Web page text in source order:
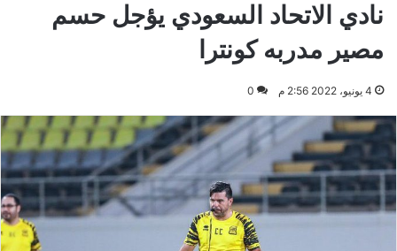
نادي الاتحاد السعودي يؤجل حسم
مصير مدربه كونترا
4 يونيو، 2022 2:56 م 0